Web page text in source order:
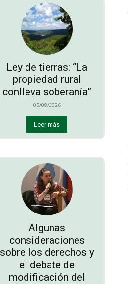
Ley de tierras: “La
propiedad rural
conlleva soberanía”
05/08/2026
Leer más
Algunas
consideraciones
sobre los derechos y
el debate de
modificación del